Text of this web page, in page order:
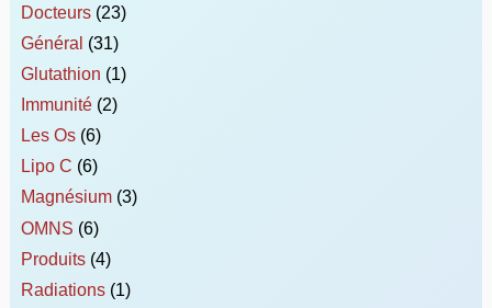
Docteurs(23)
Général (31)
Glutathion (1)
Immunité(2)
Les Os(6)
Lipo C (6)
Magnésium(3)
OMNS (6)
Produits(4)
Radiations(1)